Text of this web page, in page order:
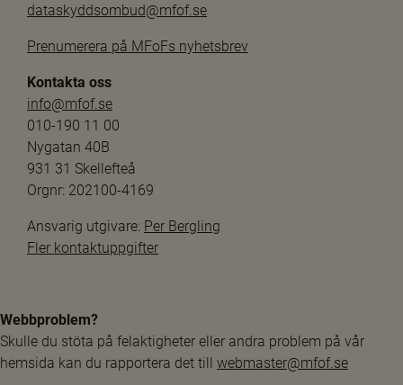
dataskyddsombud@mfof.se
Prenumerera på MFoFs nyhetsbrev
Kontakta oss
info@mfof.se
010-190 11 00
Nygatan 40B
931 31 Skellefteå
Orgnr: 202100-4169
Ansvarig utgivare: Per Bergling
Fler kontaktuppgifter
Webbproblem?
Skulle du stöta på felaktigheter eller andra problem på vår
hemsida kan du rapportera det till webmaster@mfof.se